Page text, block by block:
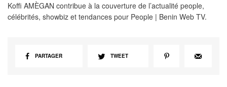
Koffi AMÈGAN contribue à la couverture de l’actualité people,
célébrités, showbiz et tendances pour People | Benin Web TV.
PARTAGER TWEET